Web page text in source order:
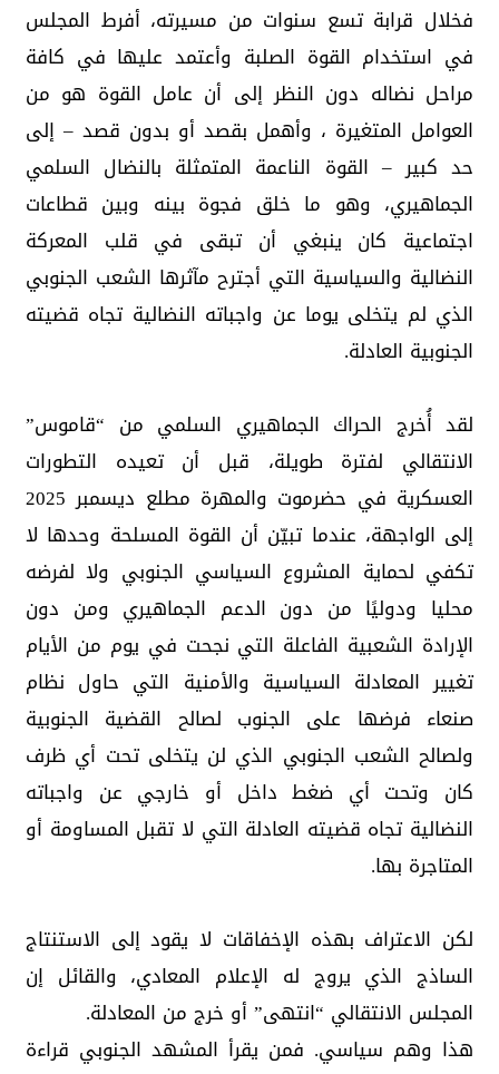
فخلال قرابة تسع سنوات من مسيرته، أفرط المجلس
في استخدام القوة الصلبة وأعتمد عليها في كافة
مراحل نضاله دون النظر إلى أن عامل القوة هو من
العوامل المتغيرة ، وأهمل بقصد أو بدون قصد – إلى
حد كبير – القوة الناعمة المتمثلة بالنضال السلمي
الجماهيري، وهو ما خلق فجوة بينه وبين قطاعات
اجتماعية كان ينبغي أن تبقى في قلب المعركة
النضالية والسياسية التي أجترح مآثرها الشعب الجنوبي
الذي لم يتخلى يوما عن واجباته النضالية تجاه قضيته
الجنوبية العادلة.
لقد أُخرج الحراك الجماهيري السلمي من “قاموس”
الانتقالي لفترة طويلة، قبل أن تعيده التطورات
العسكرية في حضرموت والمهرة مطلع ديسمبر 2025
إلى الواجهة، عندما تبيّن أن القوة المسلحة وحدها لا
تكفي لحماية المشروع السياسي الجنوبي ولا لفرضه
محليا ودوليًا من دون الدعم الجماهيري ومن دون
الإرادة الشعبية الفاعلة التي نجحت في يوم من الأيام
تغيير المعادلة السياسية والأمنية التي حاول نظام
صنعاء فرضها على الجنوب لصالح القضية الجنوبية
ولصالح الشعب الجنوبي الذي لن يتخلى تحت أي ظرف
كان وتحت أي ضغط داخل أو خارجي عن واجباته
النضالية تجاه قضيته العادلة التي لا تقبل المساومة أو
المتاجرة بها.
لكن الاعتراف بهذه الإخفاقات لا يقود إلى الاستنتاج
الساذج الذي يروج له الإعلام المعادي، والقائل إن
المجلس الانتقالي “انتهى” أو خرج من المعادلة.
هذا وهم سياسي. فمن يقرأ المشهد الجنوبي قراءة